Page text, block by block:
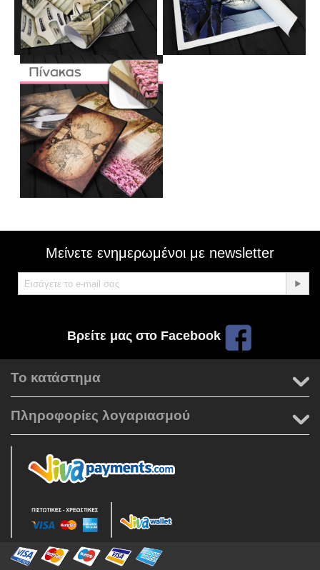
Μείνετε ενημερωμένοι με newsletter
Βρείτε μας στο Facebook
Το κατάστημα
Πληροφορίες λογαριασμού